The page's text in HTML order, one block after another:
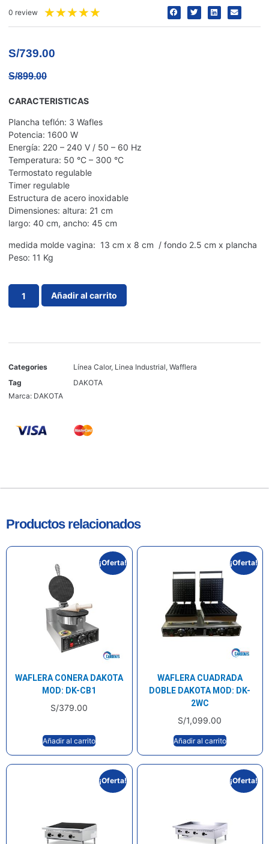
0 review ★★★★★
S/739.00
S/899.00
CARACTERISTICAS
Plancha teflón: 3 Wafles
Potencia: 1600 W
Energía: 220 – 240 V / 50 – 60 Hz
Temperatura: 50 °C – 300 °C
Termostato regulable
Timer regulable
Estructura de acero inoxidable
Dimensiones: altura: 21 cm
largo: 40 cm, ancho: 45 cm
medida molde vagina: 13 cm x 8 cm / fondo 2.5 cm x plancha
Peso: 11 Kg
Añadir al carrito
Categories Línea Calor, Linea Industrial, Wafflera
Tag
DAKOTA
Marca: DAKOTA
Productos relacionados
¡Oferta!
WAFLERA CONERA DAKOTA
MOD: DK-CB1
S/379.00
Añadir al carrito
¡Oferta!
WAFLERA CUADRADA
DOBLE DAKOTA MOD: DK-
2WC
S/1,099.00
Añadir al carrito
¡Oferta! ¡Oferta!